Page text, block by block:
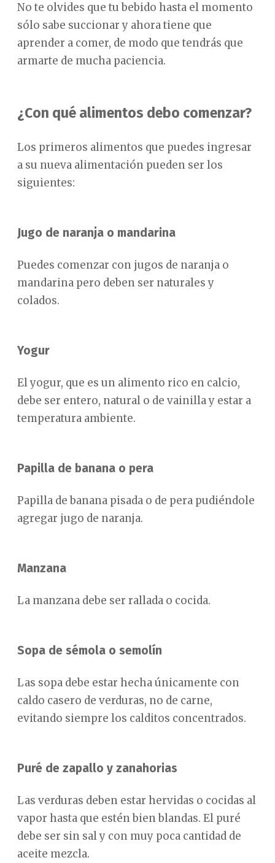
No te olvides que tu bebido hasta el momento
sólo sabe succionar y ahora tiene que
aprender a comer, de modo que tendrás que
armarte de mucha paciencia.
¿Con qué alimentos debo comenzar?
Los primeros alimentos que puedes ingresar
a su nueva alimentación pueden ser los
siguientes:
Jugo de naranja o mandarina
Puedes comenzar con jugos de naranja o
mandarina pero deben ser naturales y
colados.
Yogur
El yogur, que es un alimento rico en calcio,
debe ser entero, natural o de vainilla y estar a
temperatura ambiente.
Papilla de banana o pera
Papilla de banana pisada o de pera pudiéndole
agregar jugo de naranja.
Manzana
La manzana debe ser rallada o cocida.
Sopa de sémola o semolín
Las sopa debe estar hecha únicamente con
caldo casero de verduras, no de carne,
evitando siempre los calditos concentrados.
Puré de zapallo y zanahorias
Las verduras deben estar hervidas o cocidas al
vapor hasta que estén bien blandas. El puré
debe ser sin sal y con muy poca cantidad de
aceite mezcla.